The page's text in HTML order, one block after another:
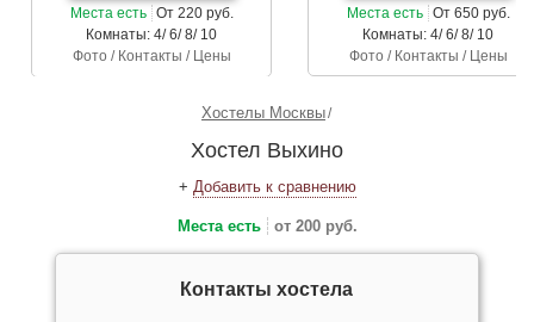
Места есть От 220 руб.
Комнаты: 4/ 6/ 8/ 10
Фото / Контакты / Цены
Места есть От 650 руб.
Комнаты: 4/ 6/ 8/ 10
Фото / Контакты / Цены
Хостелы Москвы
Хостел Выхино
+ Добавить к сравнению
Места есть от 200 руб.
Контакты хостела